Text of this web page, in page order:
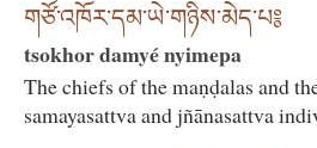
གཙོ་འཁོར་དམ་ཡེ་གཉིས་མེད་པ༔
tsokhor damyé nyimepa
The chiefs of the maṇḍalas and
samayasattva and jñānasattva